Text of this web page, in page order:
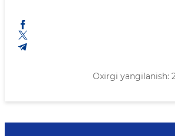
Oxirgi yangilanish: